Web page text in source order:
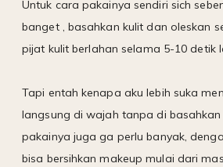
Untuk cara pakainya sendiri sich
banget , basahkan kulit dan oleskan
pijat kulit berlahan selama 5-10 detik
Tapi entah kenapa aku lebih suka
langsung di wajah tanpa di basahkan
pakainya juga ga perlu banyak,
bisa bersihkan makeup mulai dari